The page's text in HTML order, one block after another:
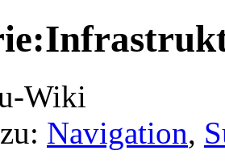
Wiki
Navigation,